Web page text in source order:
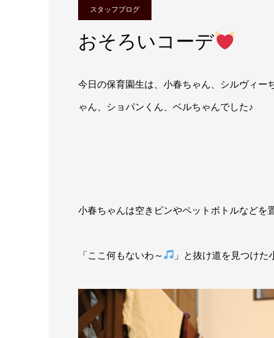
スタッフブログ
おそろいコーデ
今日の保育園生は、小春ちゃん、シルヴィー
ゃん、ショパンくん、ベルちゃんでした♪
小春ちゃんは空きビンやペットボトルなどを
「ここ何もないわ～ 」と抜け道を見つけた